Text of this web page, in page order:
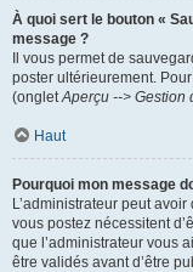
À quoi sert le bouton «
message ?
Il vous permet de
poster ultérieurement.
(ongletAperçu --> Gestion
Haut
Pourquoi mon message
L’administrateur peut
vous postez nécessitent
que l’administrateur vous
être validés avant d’être